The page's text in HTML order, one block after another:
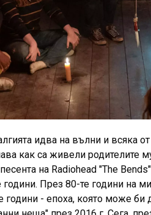
идва на вълни и всяка
как са живели родителите
на Radiohead "The
години. През 80-те години на
години - епоха, която може би